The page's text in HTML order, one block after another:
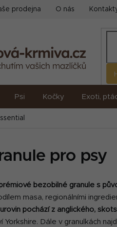
prodejna O nás
Psi Kočky Exoti,
pro psy
bezobilné granule s
masa, regionálními
pochází z anglického,
Yorkshire. Dále v granulkách